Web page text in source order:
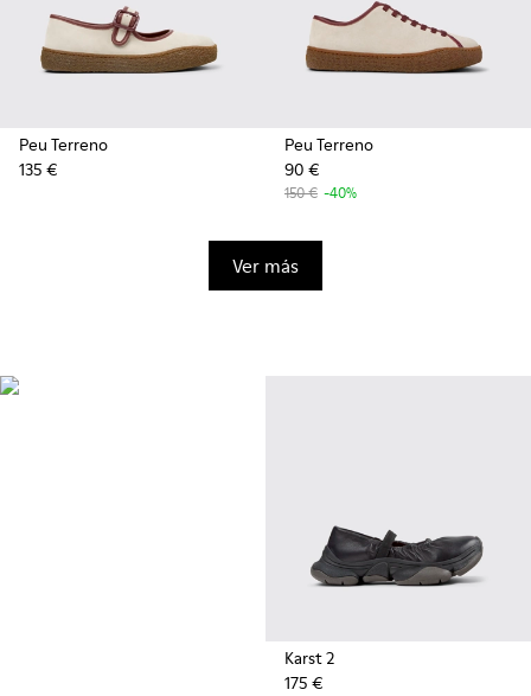
Peu Terreno
135 €
Peu Terreno
90 €
150 € -40%
Ver más
Karst 2
175 €